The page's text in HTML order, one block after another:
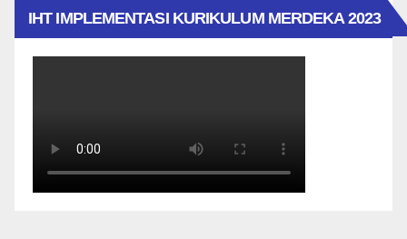
IHT IMPLEMENTASI KURIKULUM MERDEKA 2023